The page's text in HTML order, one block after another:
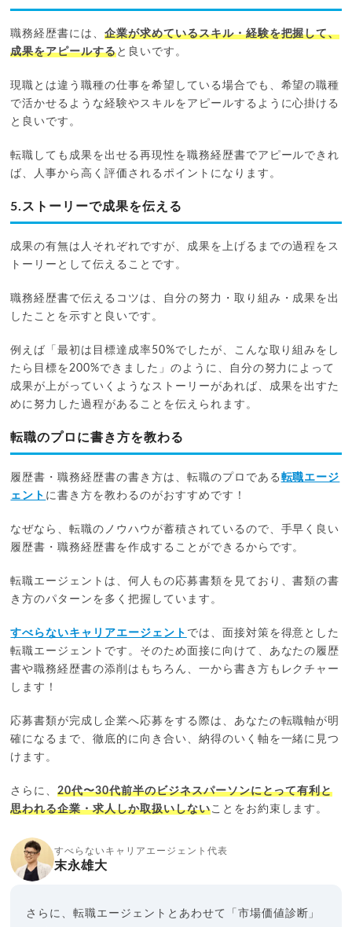
職務経歴書には、企業が求めているスキル・経験を把握して、
成果をアピールすると良いです。
現職とは違う職種の仕事を希望している場合でも、希望の職種
で活かせるような経験やスキルをアピールするように心掛ける
と良いです。
転職しても成果を出せる再現性を職務経歴書でアピールできれ
ば、人事から高く評価されるポイントになります。
5.ストーリーで成果を伝える
成果の有無は人それぞれですが、成果を上げるまでの過程をス
トーリーとして伝えることです。
職務経歴書で伝えるコツは、自分の努力・取り組み・成果を出
したことを示すと良いです。
例えば「最初は目標達成率50%でしたが、こんな取り組みをし
たら目標を200%できました」のように、自分の努力によって
成果が上がっていくようなストーリーがあれば、成果を出すた
めに努力した過程があることを伝えられます。
転職のプロに書き方を教わる
履歴書・職務経歴書の書き方は、転職のプロである 転職エージ
ェント に書き方を教わるのがおすすめです！
なぜなら、転職のノウハウが蓄積されているので、手早く良い
履歴書・職務経歴書を作成することができるからです。
転職エージェントは、何人もの応募書類を見ており、書類の書
き方のパターンを多く把握しています。
すべらないキャリアエージェント では、面接対策を得意とした
転職エージェントです。そのため面接に向けて、あなたの履歴
書や職務経歴書の添削はもちろん、一から書き方もレクチャー
します！
応募書類が完成し企業へ応募をする際は、あなたの転職軸が明
確になるまで、徹底的に向き合い、納得のいく軸を一緒に見つ
けます。
さらに、20代〜30代前半のビジネスパーソンにとって有利と
思われる企業・求人しか取扱いしないことをお約束します。
すべらないキャリアエージェント代表
末永雄大
さらに、転職エージェントとあわせて「市場価値診断」